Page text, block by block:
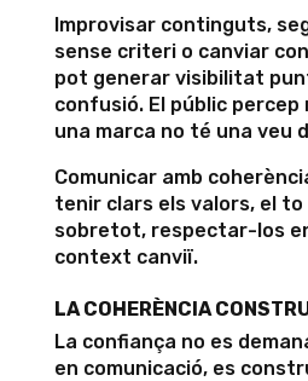
Improvisar continguts,
sense criteri o canviar
pot generar visibilitat
confusió. El públic
una marca no té una veu
Comunicar amb
tenir clars els valors, el to
sobretot, respectar-los
context canviï.
LA COHERÈNCIA
La confiança no es
en comunicació, es